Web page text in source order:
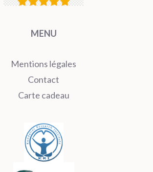
MENU
Mentions légales
Contact
Carte cadeau